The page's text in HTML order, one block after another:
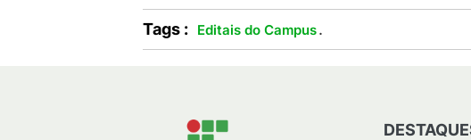
Tags : Editais do Campus.